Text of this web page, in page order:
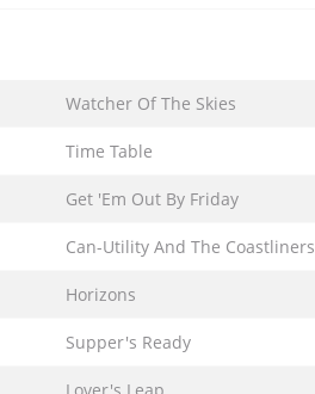
Watcher Of The Skies
Time Table
Get 'Em Out By Friday
Can-Utility And The Coastliners
Horizons
Supper's Ready